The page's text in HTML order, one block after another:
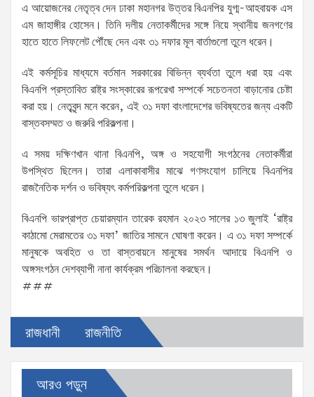
এ আয়োজনের নেতৃত্ব দেন ঢাকা মহানগর উত্তর বিএনপির যুগ্ম-আহবায়ক এস
এম জাহাঙ্গীর হোসেন। তিনি দলীয় নেতাকর্মীদের সঙ্গে নিয়ে স্থানীয় জনগণের
হাতে হাতে লিফলেট পৌঁছে দেন এবং ৩১ দফার মূল বার্তাগুলো তুলে ধরেন।
এই কর্মসূচির মাধ্যমে বর্তমান সরকারের বিভিন্ন ব্যর্থতা তুলে ধরা হয় এবং
বিএনপি প্রস্তাবিত রাষ্ট্র সংস্কারের রূপরেখা সম্পর্কে সচেতনতা বাড়ানোর চেষ্টা
করা হয়। নেতৃবৃন্দ মনে করেন, এই ৩১ দফা বাংলাদেশের ভবিষ্যতের জন্য একটি
বাস্তবসম্মত ও জরুরি পরিকল্পনা।
এ সময় দক্ষিণখান থানা বিএনপি, অঙ্গ ও সহযোগী সংগঠনের নেতাকর্মীরা
উপস্থিত ছিলেন। তারা এলাকাবাসীর মাঝে গণসংযোগ চালিয়ে বিএনপির
রাজনৈতিক দর্শন ও ভবিষ্যৎ কর্মপরিকল্পনা তুলে ধরেন।
বিএনপি ভারপ্রাপ্ত চেয়ারম্যান তারেক রহমান ২০২৩ সালের ১৩ জুলাই ‘রাষ্ট্র
কাঠামো মেরামতের ৩১ দফা’ জাতির সামনে ঘোষণা করেন। এ ৩১ দফা সম্পর্কে
মানুষকে অবহিত ও তা বাস্তবায়নে মানুষের সমর্থন আদায়ে বিএনপি ও
অঙ্গসংগঠন দেশব্যাপী নানা কার্যক্রম পরিচালনা করছেন।
###
রাজধানী রাজনীতি
আরও পড়ুন